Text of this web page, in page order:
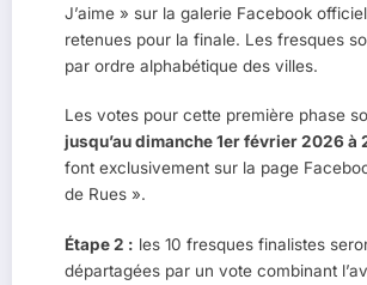
J’aime » sur la galerie Facebook
retenues pour la finale. Les fresques
par ordre alphabétique des villes.
Les votes pour cette première phase
jusqu’au dimanche 1er février 2026 à
font exclusivement sur la page
de Rues ».
Étape 2 : les 10 fresques finalistes
départagées par un vote combinant